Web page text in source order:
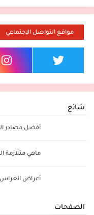
مواقع التواصل الإجتماعي
شائع
أفضل مصادر
ماهي متلازمة
أعراض انغراس
الصفحات